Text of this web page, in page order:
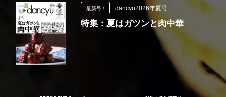
最新号！ dancyu2026年夏号
特集：夏はガツンと肉中華